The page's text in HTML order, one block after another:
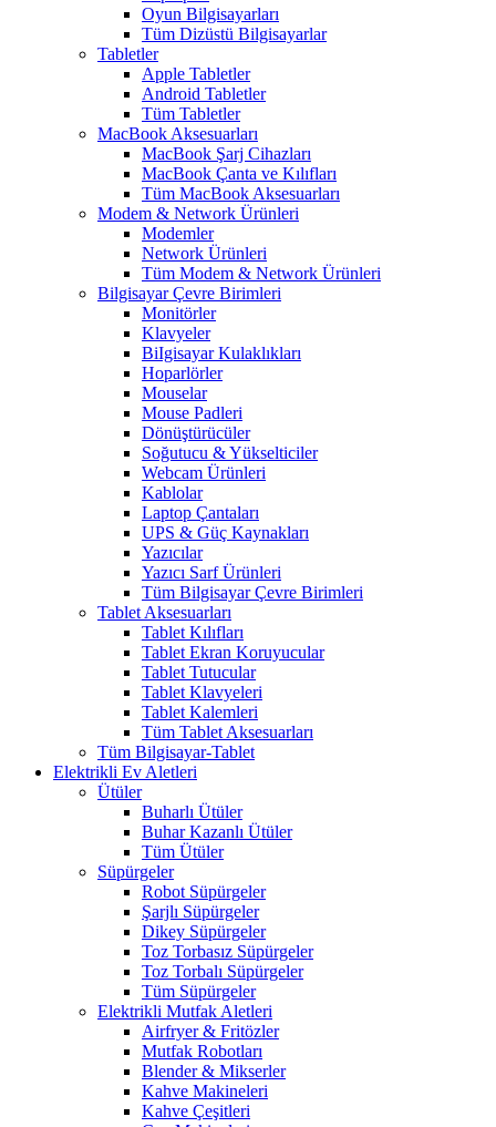
Oyun Bilgisayarları
Tüm Dizüstü Bilgisayarlar
Tabletler
Apple Tabletler
Android Tabletler
Tüm Tabletler
MacBook Aksesuarları
MacBook Şarj Cihazları
MacBook Çanta ve Kılıfları
Tüm MacBook Aksesuarları
Modem & Network Ürünleri
Modemler
Network Ürünleri
Tüm Modem & Network Ürünleri
Bilgisayar Çevre Birimleri
Monitörler
Klavyeler
BiIgisayar Kulaklıkları
Hoparlörler
Mouselar
Mouse Padleri
Dönüştürücüler
Soğutucu & Yükselticiler
Webcam Ürünleri
Kablolar
Laptop Çantaları
UPS & Güç Kaynakları
Yazıcılar
Yazıcı Sarf Ürünleri
Tüm Bilgisayar Çevre Birimleri
Tablet Aksesuarları
Tablet Kılıfları
Tablet Ekran Koruyucular
Tablet Tutucular
Tablet Klavyeleri
Tablet Kalemleri
Tüm Tablet Aksesuarları
Tüm Bilgisayar-Tablet
Elektrikli Ev Aletleri
Ütüler
Buharlı Ütüler
Buhar Kazanlı Ütüler
Tüm Ütüler
Süpürgeler
Robot Süpürgeler
Şarjlı Süpürgeler
Dikey Süpürgeler
Toz Torbasız Süpürgeler
Toz Torbalı Süpürgeler
Tüm Süpürgeler
Elektrikli Mutfak Aletleri
Airfryer & Fritözler
Mutfak Robotları
Blender & Mikserler
Kahve Makineleri
Kahve Çeşitleri